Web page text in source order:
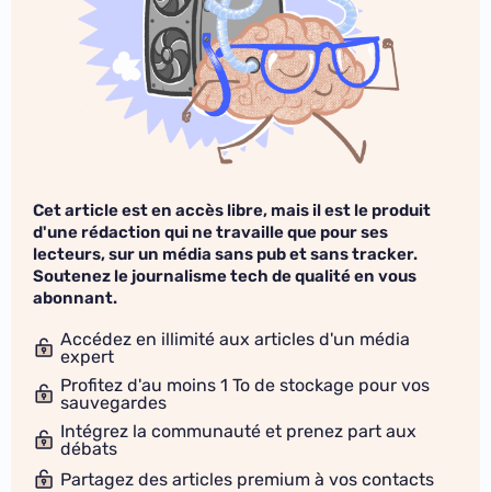
Cet article est en accès libre, mais il est le produit
d'une rédaction qui ne travaille que pour ses
lecteurs, sur un média sans pub et sans tracker.
Soutenez le journalisme tech de qualité en vous
abonnant.
Accédez en illimité aux articles d'un média
expert
Profitez d'au moins 1 To de stockage pour vos
sauvegardes
Intégrez la communauté et prenez part aux
débats
Partagez des articles premium à vos contacts